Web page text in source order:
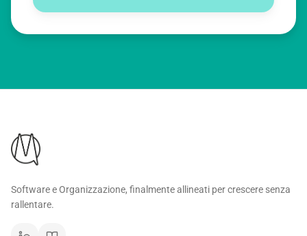
Software e Organizzazione, finalmente allineati per crescere senza
rallentare.